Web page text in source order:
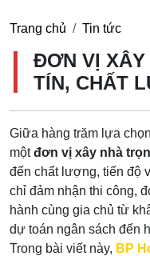
Trang chủ Tin tức
ĐƠN VỊ XÂY
TÍN, CHẤT
Giữa hàng trăm lựa
mộtđơn vị xây nhà
đến chất lượng, tiến độ
chỉ đảm nhận thi công,
hành cùng gia chủ từ
dự toán ngân sách đến
Trong bài viết này, BP